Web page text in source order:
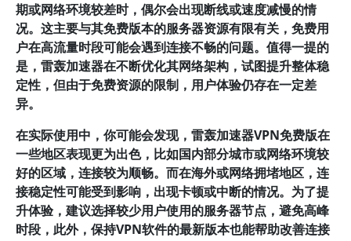
期或网络环境较差时，偶尔会出现断线或速度减慢的情
况。这主要与其免费版本的服务器资源有限有关，免费用
户在高流量时段可能会遇到连接不畅的问题。值得一提的
是，雷轰加速器在不断优化其网络架构，试图提升整体稳
定性，但由于免费资源的限制，用户体验仍存在一定差
异。
在实际使用中，你可能会发现，雷轰加速器VPN免费版在
一些地区表现更为出色，比如国内部分城市或网络环境较
好的区域，连接较为顺畅。而在海外或网络拥堵地区，连
接稳定性可能受到影响，出现卡顿或中断的情况。为了提
升体验，建议选择较少用户使用的服务器节点，避免高峰
时段，此外，保持VPN软件的最新版本也能帮助改善连接